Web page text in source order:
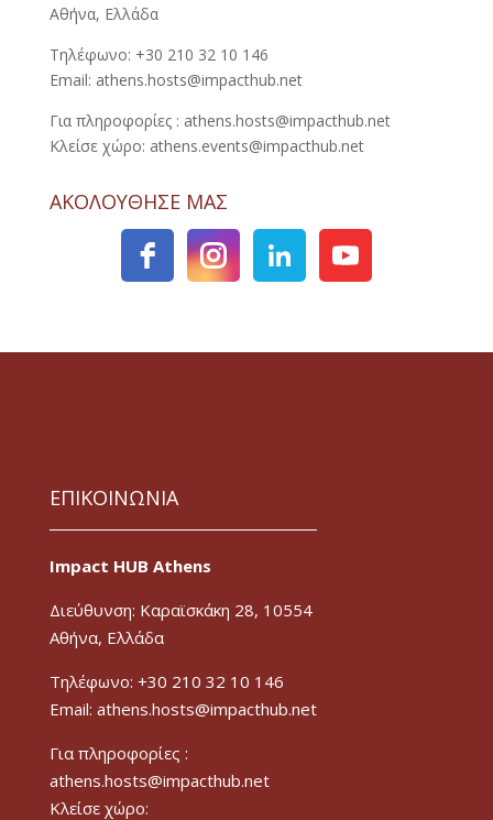
Αθήνα, Ελλάδα
Τηλέφωνο: +30 210 32 10 146
Email: athens.hosts@impacthub.net
Για πληροφορίες : athens.hosts@impacthub.net
Κλείσε χώρο: athens.events@impacthub.net
ΑΚΟΛΟΥΘΗΣΕ ΜΑΣ
ΕΠΙΚΟΙΝΩΝΙΑ
Impact HUB Athens
Διεύθυνση: Καραϊσκάκη 28, 10554
Αθήνα, Ελλάδα
Τηλέφωνο: +30 210 32 10 146
Email: athens.hosts@impacthub.net
Για πληροφορίες :
athens.hosts@impacthub.net
Κλείσε χώρο: